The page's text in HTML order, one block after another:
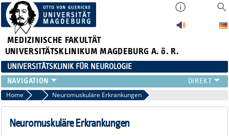
MEDIZINISCHE FAKULTÄT
UNIVERSITÄTSKLINIKUM MAGDEBURG A. ö. R.
UNIVERSITÄTSKLINIK FÜR NEUROLOGIE
TEAM
SCHWERPUNKTE
PATIENTEN/BESUCHER
Home Patienten/Besucher
Neuromuskuläre Erkrankungen
Neuromuskuläre Erkrankungen